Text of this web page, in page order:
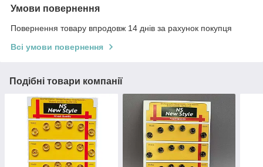
Умови повернення
Повернення товару впродовж 14 днів за рахунок покупця
Всі умови повернення
Подібні товари компанії